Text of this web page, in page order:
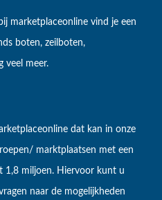
marketplaceonline vind je een
boten, zeilboten,
veel meer.
dat kan in onze
marktplaatsen met een
1,8 miljoen. Hiervoor kunt u
naar de mogelijkheden